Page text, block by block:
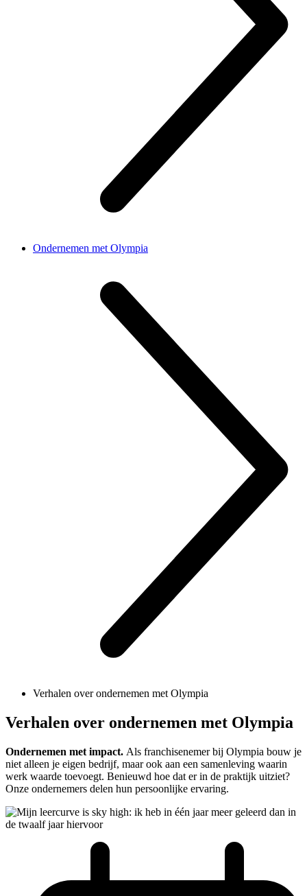
Ondernemen met Olympia
Verhalen over ondernemen met Olympia
Verhalen over ondernemen met Olympia
Ondernemen met impact. Als franchisenemer bij Olympia bouw je
niet alleen je eigen bedrijf, maar ook aan een samenleving waarin
werk waarde toevoegt. Benieuwd hoe dat er in de praktijk uitziet?
Onze ondernemers delen hun persoonlijke ervaring.